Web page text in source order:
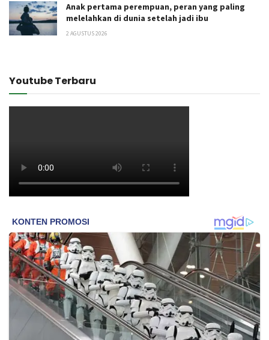
Anak pertama perempuan, peran yang paling
melelahkan di dunia setelah jadi ibu
2 AGUSTUS 2026
Youtube Terbaru